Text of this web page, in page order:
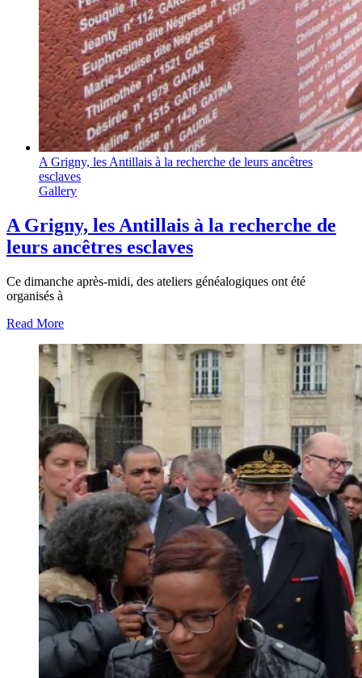
A Grigny, les Antillais à la recherche de leurs ancêtres
esclaves
Gallery
A Grigny, les Antillais à la recherche de
leurs ancêtres esclaves
Ce dimanche après-midi, des ateliers généalogiques ont été
organisés à
Read More